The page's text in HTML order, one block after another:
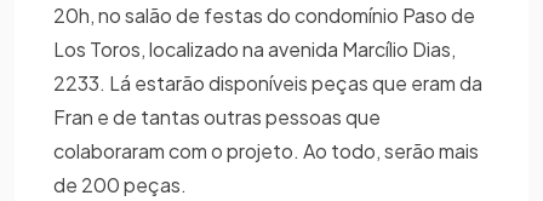
20h, no salão de festas do condomínio Paso de
Los Toros, localizado na avenida Marcílio Dias,
2233. Lá estarão disponíveis peças que eram da
Fran e de tantas outras pessoas que
colaboraram com o projeto. Ao todo, serão mais
de 200 peças.